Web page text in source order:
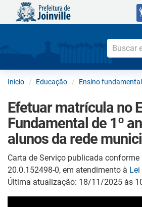
Início Educação Ensino fundamental
Efetuar matrícula no
Fundamental de 1º
alunos da rede
Carta de Serviço publicada conforme
20.0.152498-0, em atendimento à
Última atualização: 18/11/2025 às